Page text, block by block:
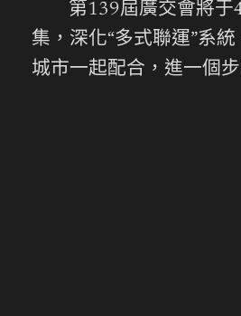
第139屆廣交會將
集，深化“多式聯運”系
城市一起配合，進一個